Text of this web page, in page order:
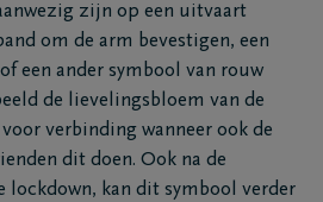
zijn op een uitvaart
om de arm bevestigen, een
een ander symbool van rouw
de lievelingsbloem van de
verbinding wanneer ook de
dit doen. Ook na de
lockdown, kan dit symbool verder